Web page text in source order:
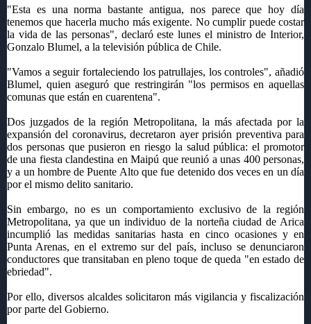
"Esta es una norma bastante antigua, nos parece que hoy día
tenemos que hacerla mucho más exigente. No cumplir puede costar
la vida de las personas", declaró este lunes el ministro de Interior,
Gonzalo Blumel, a la televisión pública de Chile.
"Vamos a seguir fortaleciendo los patrullajes, los controles", añadió
Blumel, quien aseguró que restringirán "los permisos en aquellas
comunas que están en cuarentena".
Dos juzgados de la región Metropolitana, la más afectada por la
expansión del coronavirus, decretaron ayer prisión preventiva para
dos personas que pusieron en riesgo la salud pública: el promotor
de una fiesta clandestina en Maipú que reunió a unas 400 personas,
y a un hombre de Puente Alto que fue detenido dos veces en un día
por el mismo delito sanitario.
Sin embargo, no es un comportamiento exclusivo de la región
Metropolitana, ya que un individuo de la norteña ciudad de Arica
incumplió las medidas sanitarias hasta en cinco ocasiones y en
Punta Arenas, en el extremo sur del país, incluso se denunciaron
conductores que transitaban en pleno toque de queda "en estado de
ebriedad".
Por ello, diversos alcaldes solicitaron más vigilancia y fiscalización
por parte del Gobierno.